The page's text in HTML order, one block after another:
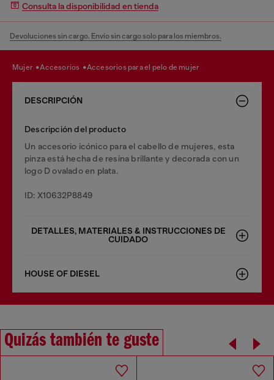
Consulta la disponibilidad en tienda
Devoluciones sin cargo. Envío sin cargo solo para los miembros.
mujer accesorios accesorios para el pelo de mujer
DESCRIPCIÓN
Descripción del producto
Un accesorio icónico para el cabello de mujeres, esta
pinza está hecha de resina brillante y decorada con un
logo D ovalado en plata.
ID: X10632P8849
DETALLES, MATERIALES & INSTRUCCIONES DE
CUIDADO
HOUSE OF DIESEL
Quizás también te guste